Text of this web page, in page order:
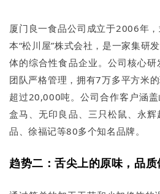
厦门良一食品公司成立于2006年
本“松川屋”株式会社，是一家集研
体的综合性食品企业。公司核心
团队严格管理，拥有7万多平方米
超过20,000吨。公司合作客户涵盖
盒马、无印良品、三只松鼠、永
品、徐福记等80多个知名品牌。
趋势二：舌尖上的原味，品